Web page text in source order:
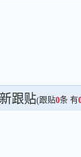
跟贴(跟贴0条 有